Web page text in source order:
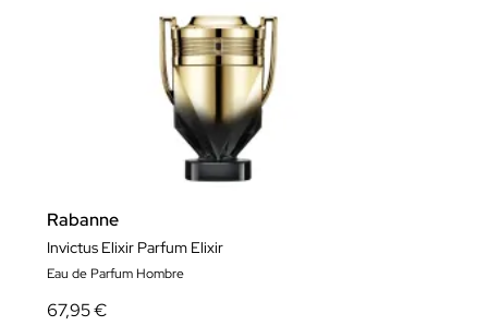
Rabanne
Invictus Elixir Parfum Elixir
Eau de Parfum Hombre
67,95 €